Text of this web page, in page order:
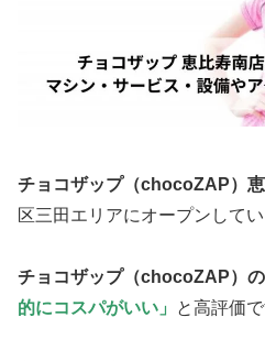
チョコザップ（chocoZAP）
区三田エリアにオープンしてい
チョコザップ（chocoZAP）
的にコスパがいい」
と高評価で